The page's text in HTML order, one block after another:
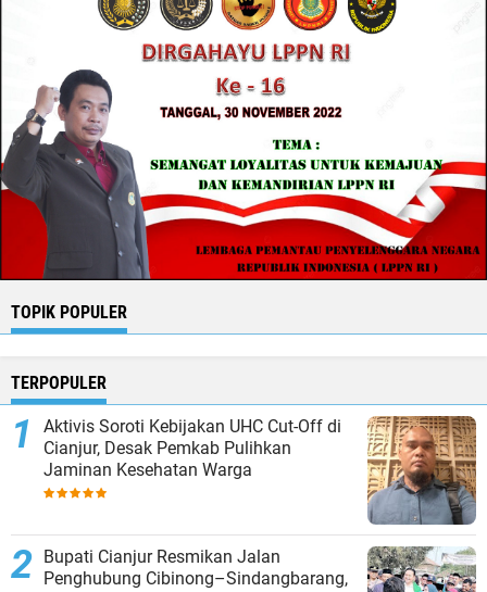
TOPIK POPULER
TERPOPULER
Aktivis Soroti Kebijakan UHC Cut-Off di
Cianjur, Desak Pemkab Pulihkan
Jaminan Kesehatan Warga
Bupati Cianjur Resmikan Jalan
Penghubung Cibinong–Sindangbarang,